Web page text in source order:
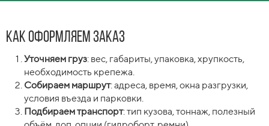
Как оформляем заказ
Уточняем груз: вес, габариты, упаковка, хрупкость,
необходимость крепежа.
Собираем маршрут: адреса, время, окна разгрузки,
условия въезда и парковки.
Подбираем транспорт: тип кузова, тоннаж, полезный